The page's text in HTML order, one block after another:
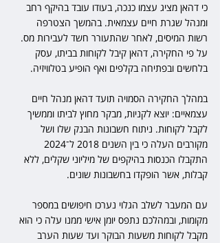
כי דהאן מציג עצמו כנכה, בעודו עובד בהיקף רחב
ומנהל שגרת חיים עצמאית. בהמשך הצטרפה
רשות המיסים, לאחר שהתעורר חשד לעבירות מס.
על פי החקירה, דהאן קיבל לקוחות בביתו, עסק
בלחשים ובפתיחה בקלפים ואף הופיע בטלוויזיה.
במהלך החקירה הסמויה תועד דהאן מנהל חיים
עצמאיים: יוצא לקניות, מבקר מחוץ לביתו וממשיך
לקבל לקוחות. ניתוח חשבונות הבנק שלו ושל
התקבלו הכנסות בהיקפים של מיליוני שקלים, ללא
קבלות, אשר הופקדו בחשבונות שונים.
עם המעבר לשלב הגלוי נערכו חיפושים במספר
מקומות, ובמהלכם נתפס יומן אישי ממנו עלה כי הוא
מקבל לקוחות משעות הבוקר ועד שעות הערב